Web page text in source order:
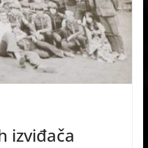
izviđača